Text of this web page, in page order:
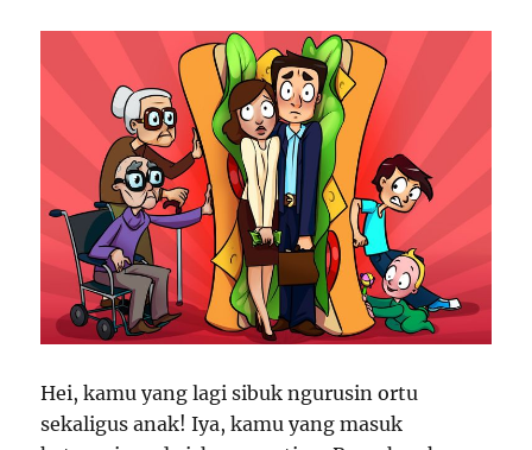
Hei, kamu yang lagi sibuk ngurusin ortu
sekaligus anak! Iya, kamu yang masuk